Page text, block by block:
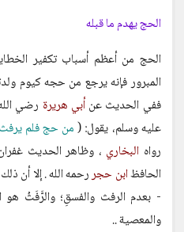
الحج يهدم ما قبله
الحج من أعظم أسباب تكفير
المبرور فإنه يرجع من حجه كيوم
ففي الحديث عنأبي هريرة رضي
عليه وسلم، يقول: (من حج فلم يرفث
رواه البخاري ، وظاهر الحديث
الحافظابن حجررحمه الله . إلا أن
- بعدم الرفث والفسقِ؛ والرَّفَثُ هو
والمعصية ..